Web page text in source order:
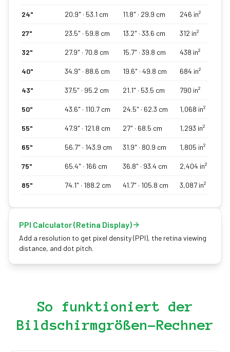
24" 20.9" · 53.1 cm 11.8" · 29.9 cm 246 in²
27" 23.5" · 59.8 cm 13.2" · 33.6 cm 312 in²
32" 27.9" · 70.8 cm 15.7" · 39.8 cm 438 in²
40" 34.9" · 88.6 cm 19.6" · 49.8 cm 684 in²
43" 37.5" · 95.2 cm 21.1" · 53.5 cm 790 in²
50" 43.6" · 110.7 cm 24.5" · 62.3 cm 1,068 in²
55" 47.9" · 121.8 cm 27" · 68.5 cm 1,293 in²
65" 56.7" · 143.9 cm 31.9" · 80.9 cm 1,805 in²
75" 65.4" · 166 cm 36.8" · 93.4 cm 2,404 in²
85" 74.1" · 188.2 cm 41.7" · 105.8 cm 3,087 in²
PPI Calculator (Retina Display)
Add a resolution to get pixel density (PPI), the retina viewing
distance, and dot pitch.
So funktioniert der
Bildschirmgrößen-Rechner